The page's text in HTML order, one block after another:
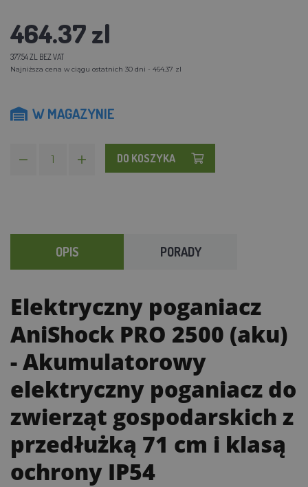
464.37 zl
377.54 ZL BEZ VAT
Najniższa cena w ciągu ostatnich 30 dni - 464.37 zl
W MAGAZYNIE
DO KOSZYKA
OPIS PORADY
Elektryczny poganiacz
AniShock PRO 2500 (aku)
- Akumulatorowy
elektryczny poganiacz do
zwierząt gospodarskich z
przedłużką 71 cm i klasą
ochrony IP54